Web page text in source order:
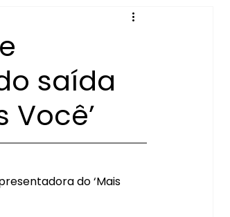
saída
do ‘Mais